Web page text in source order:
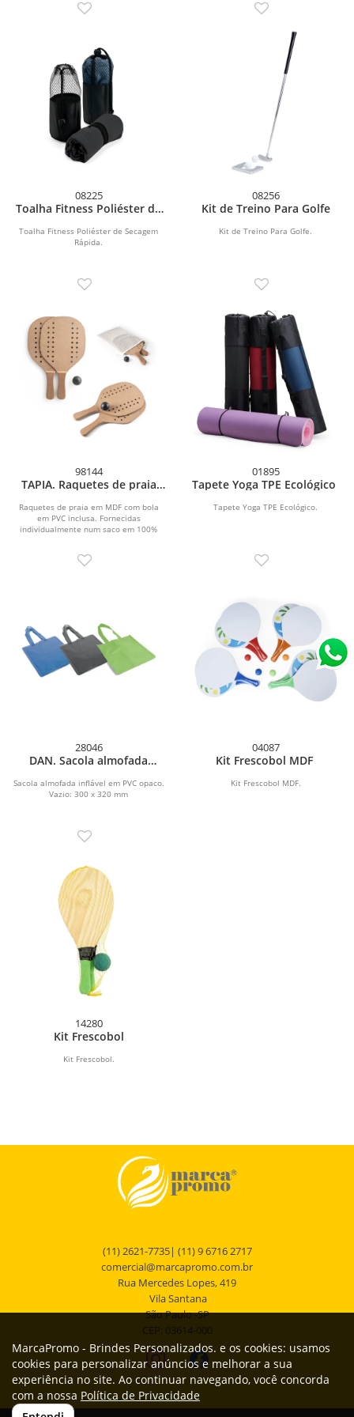
08225
Toalha Fitness Poliéster de
Toalha Fitness Poliéster de Secagem
Rápida.
08256
Kit de Treino Para Golfe
Kit de Treino Para Golfe.
98144
TAPIA. Raquetes de praia
Raquetes de praia em MDF com bola
em PVC inclusa. Fornecidas
individualmente num saco em 100%
01895
Tapete Yoga TPE Ecológico
Tapete Yoga TPE Ecológico.
28046
DAN. Sacola almofada
Sacola almofada inflável em PVC opaco.
Vazio: 300 x 320 mm
04087
Kit Frescobol MDF
Kit Frescobol MDF.
14280
Kit Frescobol
Kit Frescobol.
(11) 2621-7735| (11) 9 6716 2717
comercial@marcapromo.com.br
Rua Mercedes Lopes, 419
Vila Santana
São Paulo -SP
CEP: 03614-000
MarcaPromo - Brindes Personalizados. e os cookies: usamos
cookies para personalizar anúncios e melhorar a sua
experiência no site. Ao continuar navegando, você concorda
com a nossa Política de Privacidade